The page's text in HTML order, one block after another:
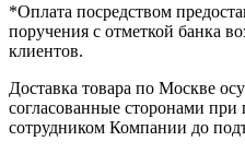
*Оплата посредством
поручения с отметкой банка
клиентов.
Доставка товара по Москве
согласованные сторонами при
сотрудником Компании до